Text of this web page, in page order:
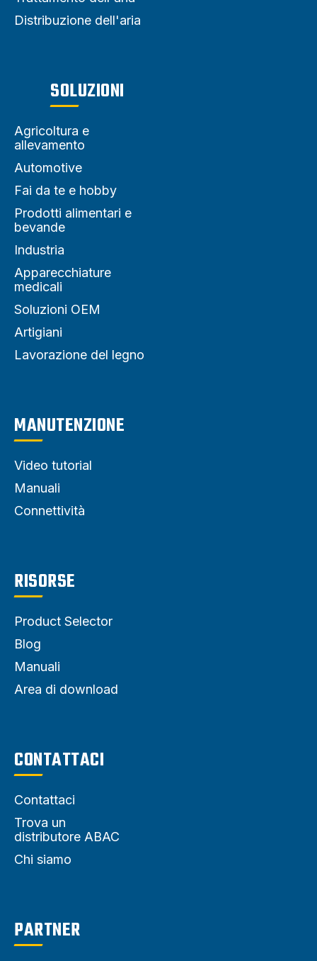
Distribuzione dell'aria
SOLUZIONI
Agricoltura e
allevamento
Automotive
Fai da te e hobby
Prodotti alimentari e
bevande
Industria
Apparecchiature
medicali
Soluzioni OEM
Artigiani
Lavorazione del legno
MANUTENZIONE
Video tutorial
Manuali
Connettività
RISORSE
Product Selector
Blog
Manuali
Area di download
CONTATTACI
Contattaci
Trova un
distributore ABAC
Chi siamo
PARTNER